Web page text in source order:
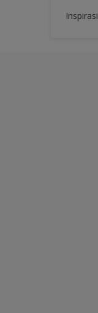
Inspirasi